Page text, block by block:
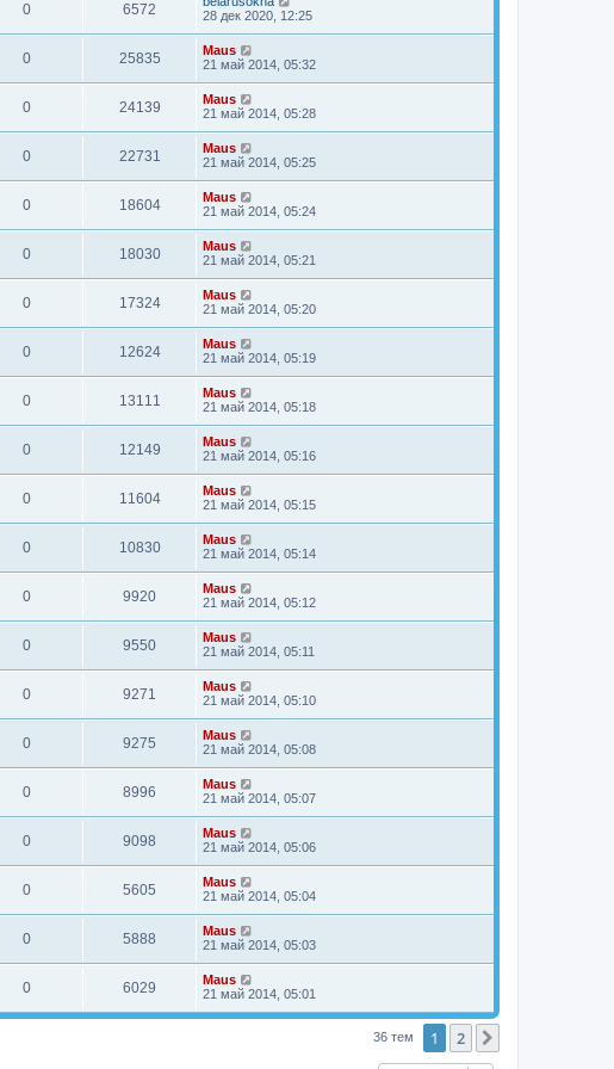
0 6572
28 дек 2020, 12:25
0 25835
Maus
21 май 2014, 05:32
0 24139
Maus
21 май 2014, 05:28
0 22731
Maus
21 май 2014, 05:25
0 18604
Maus
21 май 2014, 05:24
0 18030
Maus
21 май 2014, 05:21
0 17324
Maus
21 май 2014, 05:20
0 12624
Maus
21 май 2014, 05:19
0 13111
Maus
21 май 2014, 05:18
0 12149
Maus
21 май 2014, 05:16
0 11604
Maus
21 май 2014, 05:15
0 10830
Maus
21 май 2014, 05:14
0 9920
Maus
21 май 2014, 05:12
0 9550
Maus
21 май 2014, 05:11
0 9271
Maus
21 май 2014, 05:10
0 9275
Maus
21 май 2014, 05:08
0 8996
Maus
21 май 2014, 05:07
0 9098
Maus
21 май 2014, 05:06
0 5605
Maus
21 май 2014, 05:04
0 5888
Maus
21 май 2014, 05:03
0 6029
Maus
21 май 2014, 05:01
36 тем 1 2